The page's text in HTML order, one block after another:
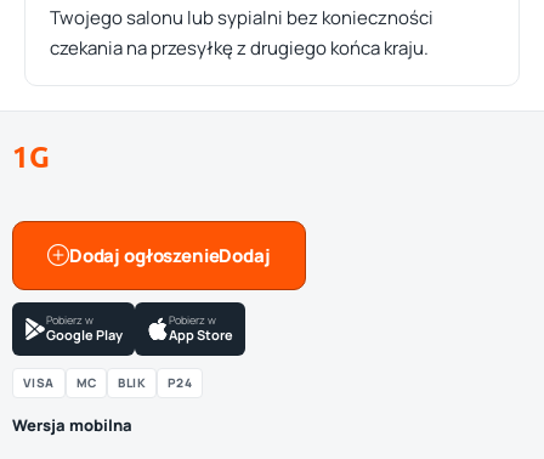
Twojego salonu lub sypialni bez konieczności
czekania na przesyłkę z drugiego końca kraju.
1G
Dodaj ogłoszenie
Pobierz w
Google Play
Pobierz w
App Store
VISA MC BLIK P24
Wersja mobilna